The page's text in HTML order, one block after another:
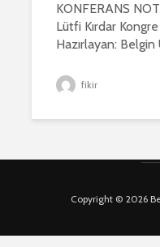
KONFERANS
Lütfi Kırdar
Hazırlayan: Belgin
fikir
Copyright © 2026